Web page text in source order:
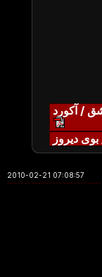
/ آکورد
دیروز
2010-02-21 07:08:57